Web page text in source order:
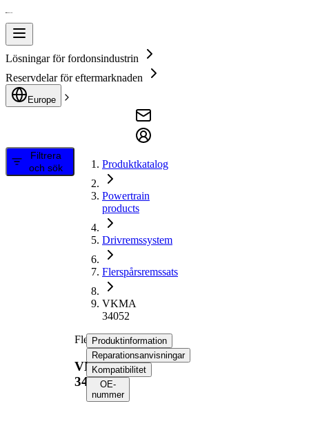
Lösningar för fordonsindustrin
Reservdelar för eftermarknaden
Europe
Filtrera
och sök
Produktkatalog
Powertrain
products
Drivremssystem
Flerspårsremssats
VKMA
34052
Flerspårsremssats
VKMA
34052
Produktinformation
Reparationsanvisningar
Kompatibilitet
OE-
nummer